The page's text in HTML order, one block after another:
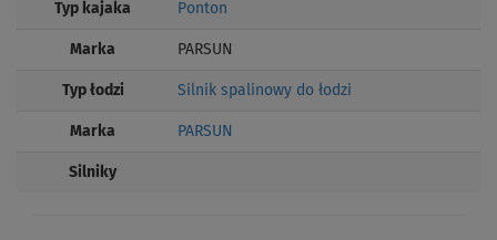
Typ kajaka Ponton
Marka PARSUN
Typ łodzi Silnik spalinowy do łodzi
Marka PARSUN
Silniky